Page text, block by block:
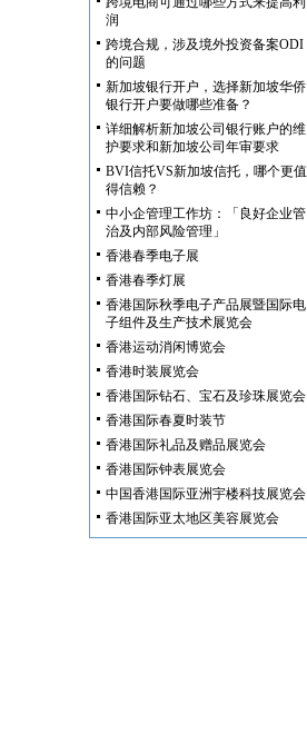
润
跨境合规，涉及境外投资备案ODI
的问题
新加坡银行开户，选择新加坡华侨
银行开户要做哪些准备？
详细解析新加坡公司银行账户的维
护要求和新加坡公司年审要求
BVI信托VS新加坡信托，哪个更值
得信赖？
中小企管理工作坊：「良好企业管
治及内部风险管理」
香港春季电子展
香港春季灯展
香港国际秋季电子产品展暨国际电
子组件及生产技术展览会
香港运动消闲博览会
香港时装展览会
香港国际钻石、宝石及珍珠展览会
香港国际春夏时装节
香港国际礼品及赠品展览会
香港国际钟表展览会
中国香港国际亚洲宇楼科技展览会
香港国际亚太地区美容展览会